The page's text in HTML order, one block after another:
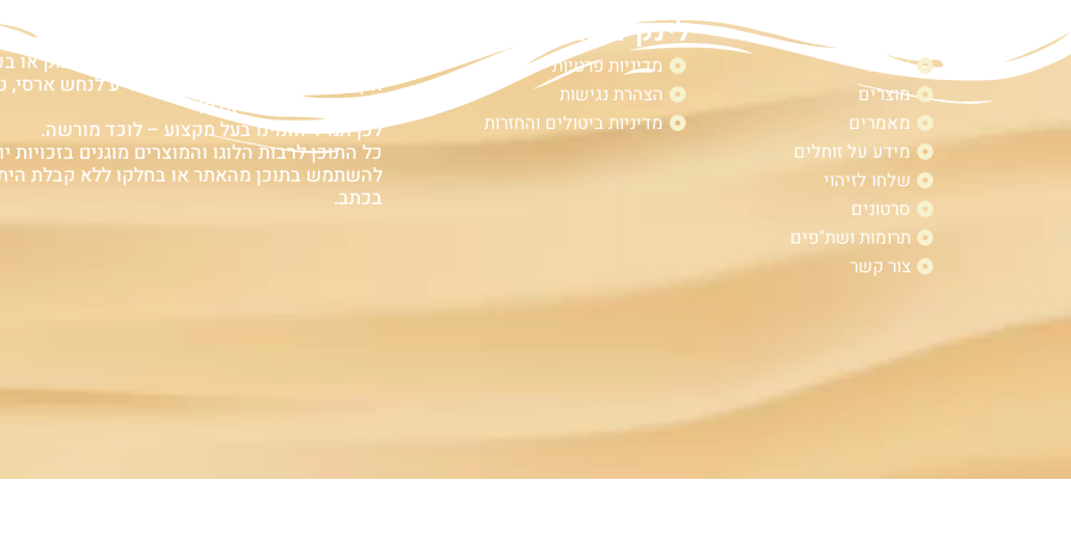
אודות
מוצרים
מאמרים
מידע על זוחלים
שלחו לזיהוי
סרטונים
תרומות ושת"פים
צור קשר
לינקים נוספים
מדיניות פרטיות
הצהרת נגישות
מדיניות ביטולים והחזרות
במוצרים ובמידע המובא באתר, בדף פיסבוק או
אין המלצה לגעת, להתעסק, להפריע לנחש ארסי,
עלולה לעלות בחיי אדם!
לכן תמיד הזמינו בעל מקצוע – לוכד מורשה.
כל התוכן לרבות הלוגו והמוצרים מוגנים בזכויות
להשתמש בתוכן מהאתר או בחלקו ללא קבלת
בכתב.